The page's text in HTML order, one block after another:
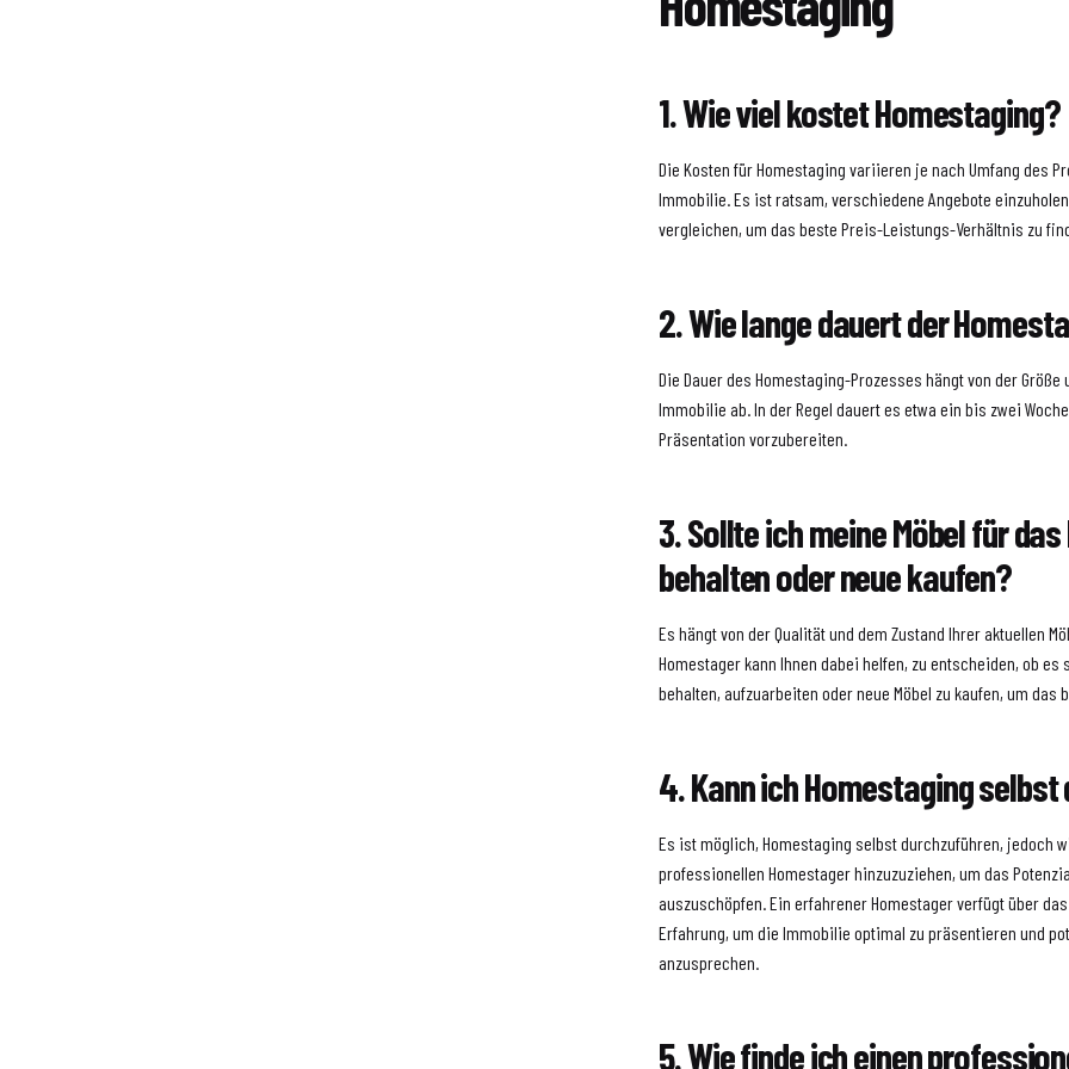
1. Wie viel kostet Homestaging?
Die Kosten für Homestaging variieren je nach Umfang des
Immobilie. Es ist ratsam, verschiedene Angebote einzuholen
vergleichen, um das beste Preis-Leistungs-Verhältnis zu
2. Wie lange dauert der
Die Dauer des Homestaging-Prozesses hängt von der Größe
Immobilie ab. In der Regel dauert es etwa ein bis zwei
Präsentation vorzubereiten.
3. Sollte ich meine Möbel für das
behalten oder neue kaufen?
Es hängt von der Qualität und dem Zustand Ihrer aktuellen
Homestager kann Ihnen dabei helfen, zu entscheiden, ob es
behalten, aufzuarbeiten oder neue Möbel zu kaufen, um das
4. Kann ich Homestaging selbst
Es ist möglich, Homestaging selbst durchzuführen, jedoch
professionellen Homestager hinzuzuziehen, um das
auszuschöpfen. Ein erfahrener Homestager verfügt über das
Erfahrung, um die Immobilie optimal zu präsentieren und
anzusprechen.
5. Wie finde ich einen